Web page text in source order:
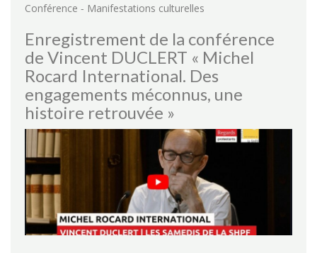
Conférence - Manifestations culturelles
Enregistrement de la conférence
de Vincent DUCLERT « Michel
Rocard International. Des
engagements méconnus, une
histoire retrouvée »